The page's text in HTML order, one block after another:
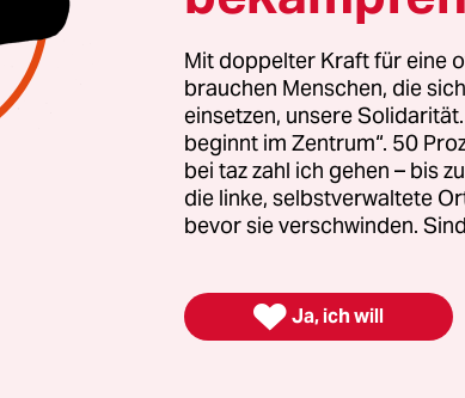
mit klobigen Lampen in der Nacht,
als Eingang, an den Ecken Wachtürme,
noch von der innerdeutschen Grenze
Lager mitten in der Stadt: Von 1951 bis
für Staatssicherheit (MfS) der DDR in
Staatsfeinde eingesperrt, darunter
Rudolf Bahro und den Schriftsteller
Mit doppelter Kraft für eine
brauchen Menschen, die
einsetzen, unsere
beginnt im Zentrum“. 50
bei taz zahl ich gehen – bis
die linke, selbstverwaltete
bevor sie verschwinden.
 Ja, ich will